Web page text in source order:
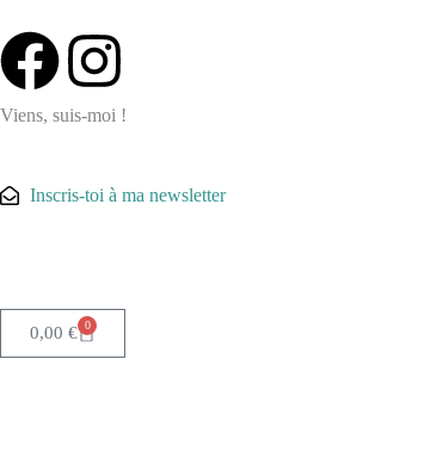
au
contenu
F
a
c
b
o
I
n
s
a
g
Viens, suis-moi !
Inscris-toi à ma newsletter
0,00 € 0
Panier